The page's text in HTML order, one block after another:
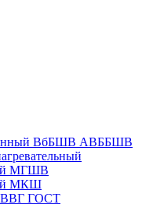
ВбБШВ АВББШВ
МГШВ
МКШ
ГОСТ